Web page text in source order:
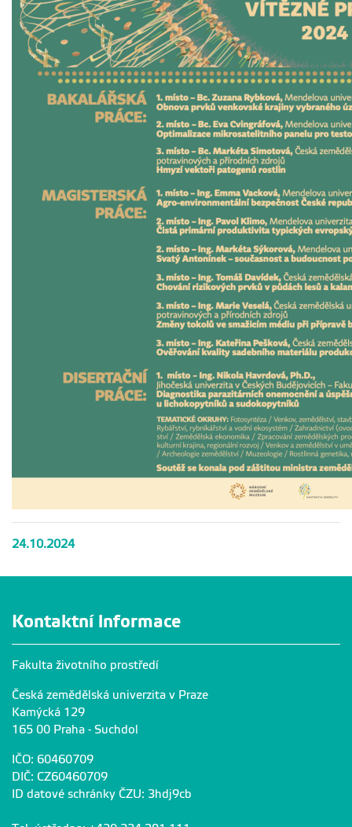
24.10.2024
Kontaktní informace
Fakulta životního prostředí
Česká zemědělská univerzita v Praze
Kamýcká 129
165 00 Praha - Suchdol
IČO: 60460709
DIČ: CZ60460709
ID datové schránky ČZU: 3hdj9cb